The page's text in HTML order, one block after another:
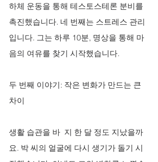
하체 운동을 통해 테스토스테론 분비를
촉진했습니다. 네 번째는 스트레스 관리
입니다. 그는 하루 10분, 명상을 통해 마
음의 여유를 찾기 시작했습니다.
두 번째 이야기: 작은 변화가 만드는 큰
차이
생활 습관을 바  지 한 달 정도 지났을까
요. 박 씨의 얼굴에 다시 생기가 돌기 시